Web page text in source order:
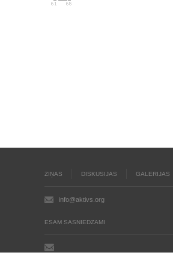
ZIŅAS DISKUSIJAS GALERIJAS
info@aktivs.org
ESAM SASNIEDZAMI